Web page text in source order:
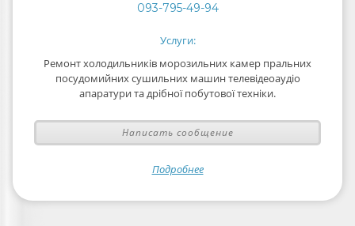
093-795-49-94
Услуги:
Ремонт холодильників морозильних камер пральних
посудомийних сушильних машин телевідеоаудіо
апаратури та дрібної побутової техніки.
Написать сообщение
Подробнее